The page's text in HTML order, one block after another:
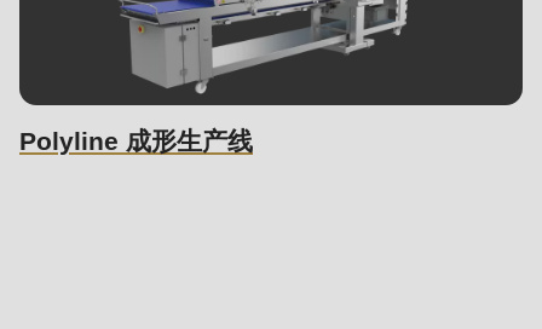
Polyline 成形生产线